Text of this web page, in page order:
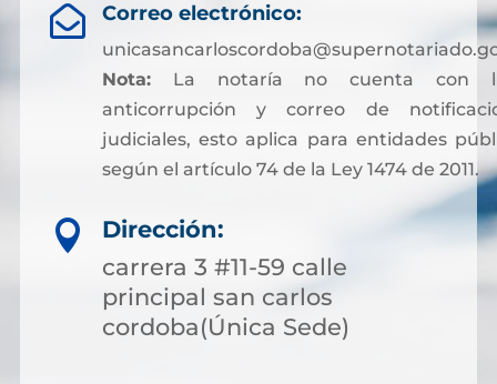
 Correo electrónico:
Nota:La notaría no cuenta con
anticorrupción y correo de
judiciales, esto aplica para entidades
según el artículo 74 de la Ley 1474 de 2011.

Dirección:
carrera 3 #11-59 calle
principal san carlos
cordoba(Única Sede)